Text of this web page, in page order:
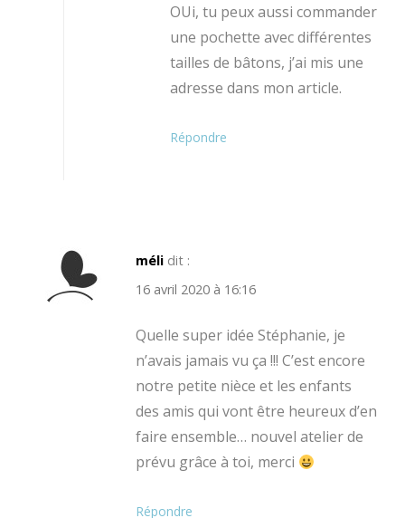
OUi, tu peux aussi commander
une pochette avec différentes
tailles de bâtons, j’ai mis une
adresse dans mon article.
Répondre
méli dit :
16 avril 2020 à 16:16
Quelle super idée Stéphanie, je
n’avais jamais vu ça !!! C’est encore
notre petite nièce et les enfants
des amis qui vont être heureux d’en
faire ensemble… nouvel atelier de
prévu grâce à toi, merci
Répondre